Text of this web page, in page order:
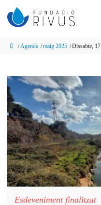
Agenda maig 2025 Dissabte, 17
Esdeveniment finalitzat